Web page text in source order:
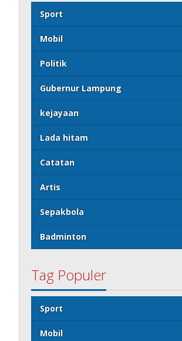
Sport
Mobil
Politik
Gubernur Lampung
kejayaan
Lada hitam
Catatan
Artis
Sepakbola
Badminton
Tag Populer
Sport
Mobil